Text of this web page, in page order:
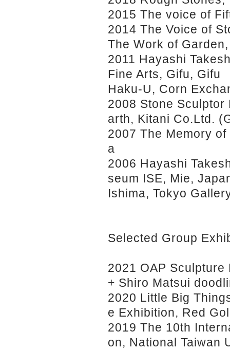
2015 The voice of
2014 The Voice of
The Work of
2011 Hayashi
Fine Arts, Gifu, Gifu
Haku-U, Corn
2008 Stone Sculptor
arth, Kitani Co.Ltd.
2007 The Memory
a
2006 Hayashi
seum ISE, Mie,
Ishima, Tokyo
Selected Group
2021 OAP
+ Shiro Matsui
2020 Little Big
e Exhibition, Red
2019 The 10th
on, National Taiwan